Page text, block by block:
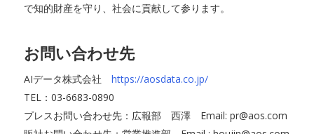
で知的財産を守り、社会に貢献して参ります。
お問い合わせ先
AIデータ株式会社 https://aosdata.co.jp/
TEL：03-6683-0890
プレスお問い合わせ先：広報部 西澤 Email: pr@aos.com